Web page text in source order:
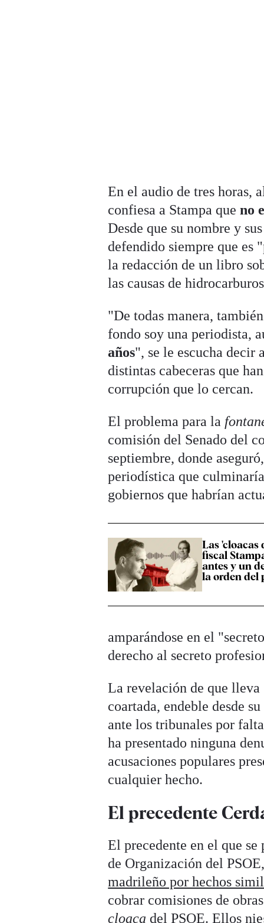
En el audio de tres horas,
confiesa a Stampa queno
Desde que su nombre y
defendido siempre que es
la redacción de un libro
las causas de
"De todas manera,
fondo soy una periodista,
años", se le escucha decir
distintas cabeceras que
corrupción que lo cercan.
El problema para la
comisión del Senado del
septiembre, donde
periodística que
gobiernos que habrían
Las 'cloacas
fiscal
antes y un
la orden del
amparándose en el
derecho al secreto
La revelación de que lleva
coartada, endeble desde
ante los tribunales por
ha presentado ninguna
acusaciones populares
cualquier hecho.
El precedente
El precedente en el que
de Organización del
madrileño por hechos
cobrar comisiones de
cloaca del PSOE. Ellos